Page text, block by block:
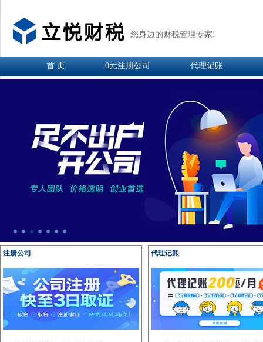
您身边的财税管理专家!
首 页 0元注册公司 代理记账
注册公司 代理记账